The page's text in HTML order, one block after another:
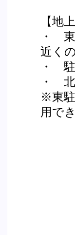
【地
・
近く
・
・
※東
用で